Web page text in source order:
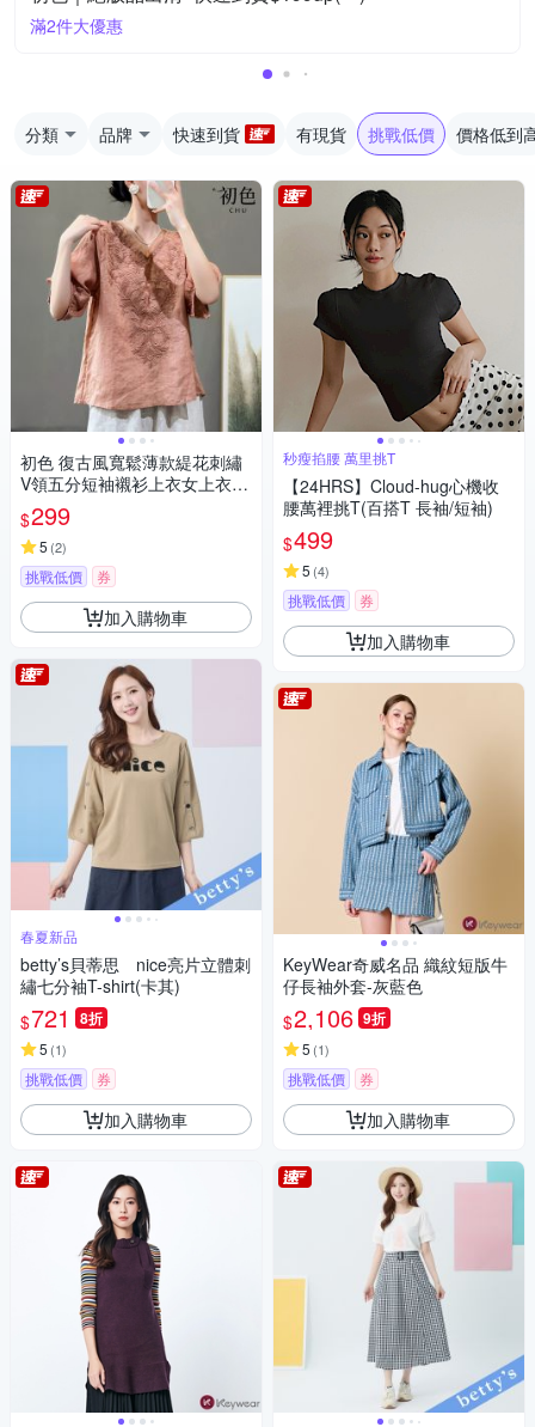
滿2件大優惠
分類 品牌 快速到貨 有現貨 挑戰低價 價格低到
初色 復古風寬鬆薄款緹花刺繡
V領五分短袖襯衫上衣女上衣-
共7色-11390(M-4XL可選)
$299
5 (2)
挑戰低價 券
加入購物車
春夏新品
betty’s貝蒂思 nice亮片立體刺
繡七分袖T-shirt(卡其)
$721 8折
5 (1)
挑戰低價 券
加入購物車
秒瘦掐腰 萬里挑T
【24HRS】Cloud-hug心機收
腰萬裡挑T(百搭T 長袖/短袖)
$499
5 (4)
挑戰低價 券
加入購物車
KeyWear奇威名品 織紋短版牛
仔長袖外套-灰藍色
$2,106 9折
5 (1)
挑戰低價 券
加入購物車